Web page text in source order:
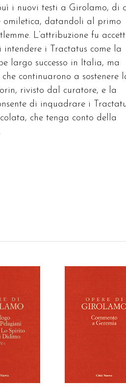
i nuovi testi a Girolamo, di
omiletica, datandoli al primo
L’attribuzione fu
intendere i Tractatus come la
largo successo in Italia, ma
continuarono a sostenere
rivisto dal curatore, e la
di inquadrare i
che tenga conto della
AL AGGIUNGI AL